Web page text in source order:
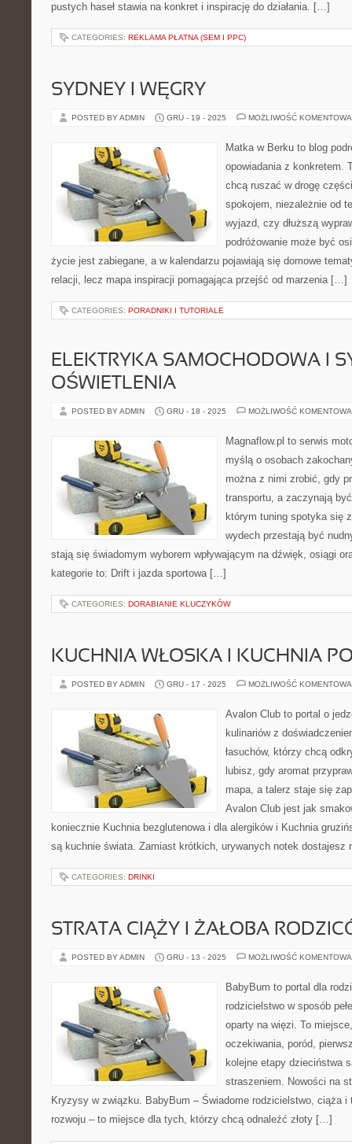
pustych haseł stawia na konkret i inspirację do działania. […]
CATEGORIES: REKLAMA PŁATNA (SEM I PPC)
SYDNEY I WĘGRY
POSTED BY ADMIN GRU - 19 - 2025 MOŻLIWOŚĆ
Matka w Berku to blog
opowiadania z konkretem.
chcą ruszać w drogę
spokojem, niezależnie od
wyjazd, czy dłuższą
podróżowanie może być
życie jest zabiegane, a w kalendarzu pojawiają się domowe
relacji, lecz mapa inspiracji pomagająca przejść od marzenia […]
CATEGORIES: PORADNIKI I TUTORIALE
ELEKTRYKA SAMOCHODOWA I
OŚWIETLENIA
POSTED BY ADMIN GRU - 18 - 2025 MOŻLIWOŚĆ
Magnaflow.pl to serwis
myślą o osobach
można z nimi zrobić, gdy
transportu, a zaczynają
którym tuning spotyka się
wydech przestają być
stają się świadomym wyborem wpływającym na dźwięk, osiągi
kategorie to: Drift i jazda sportowa […]
CATEGORIES: DORABIANIE KLUCZYKÓW
KUCHNIA WŁOSKA I KUCHNIA
POSTED BY ADMIN GRU - 17 - 2025 MOŻLIWOŚĆ
Avalon Club to portal o
kulinariów z
łasuchów, którzy chcą
lubisz, gdy aromat
mapa, a talerz staje się
Avalon Club jest jak
koniecznie Kuchnia bezglutenowa i dla alergików i Kuchnia
są kuchnie świata. Zamiast krótkich, urywanych notek
CATEGORIES: DRINKI
STRATA CIĄŻY I ŻAŁOBA
POSTED BY ADMIN GRU - 13 - 2025 MOŻLIWOŚĆ
BabyBum to portal dla
rodzicielstwo w sposób
oparty na więzi. To
oczekiwania, poród,
kolejne etapy dzieciństwa
straszeniem. Nowości na
Kryzysy w związku. BabyBum – Świadome rodzicielstwo, ciąża i
rozwoju – to miejsce dla tych, którzy chcą odnaleźć złoty […]